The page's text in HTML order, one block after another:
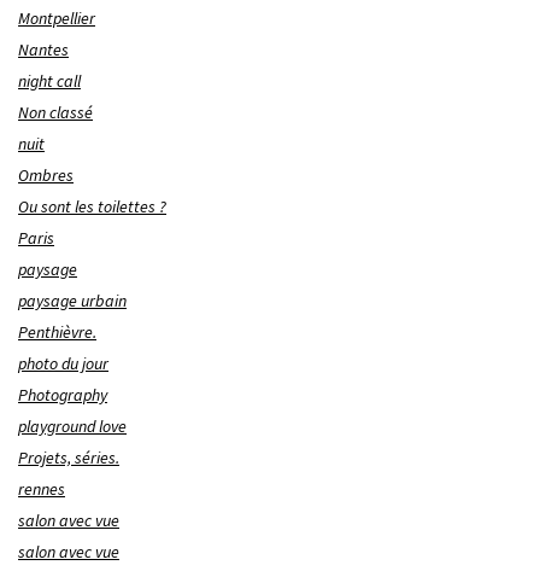
Montpellier
Nantes
night call
Non classé
nuit
Ombres
Ou sont les toilettes ?
Paris
paysage
paysage urbain
Penthièvre.
photo du jour
Photography
playground love
Projets, séries.
rennes
salon avec vue
salon avec vue